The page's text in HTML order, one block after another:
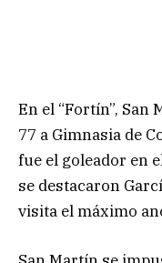
En el “Fortín”, San
77 a Gimnasia de
fue el goleador en
se destacaron
visita el máximo